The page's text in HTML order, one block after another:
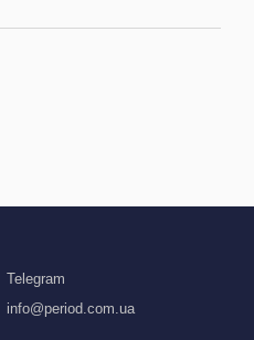
Telegram
info@period.com.ua